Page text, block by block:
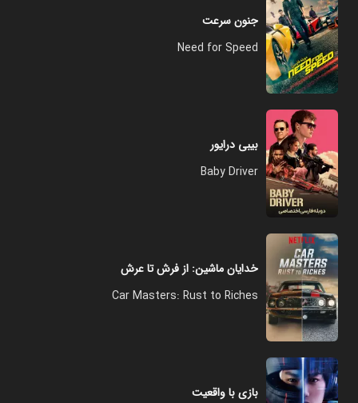
جنون سرعت
Need for Speed
بیبی درایور
Baby Driver
خدایان ماشین: از فرش تا عرش
Car Masters: Rust to Riches
بازی با واقعیت